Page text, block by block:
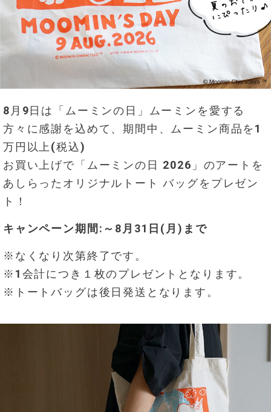
8月9日は「ムーミンの日」ムーミンを愛する
方々に感謝を込めて、期間中、ムーミン商品を1
万円以上(税込)
お買い上げで「ムーミンの日 2026」のアートを
あしらったオリジナルトート バッグをプレゼン
ト！
キャンペーン期間:～8月31日(月)まで
※なくなり次第終了です。
※1会計につき１枚のプレゼントとなります。
※トートバッグは後日発送となります。